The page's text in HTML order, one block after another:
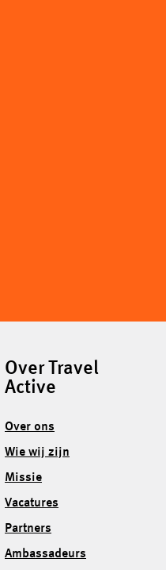
Over Travel
Active
Over ons
Wie wij zijn
Missie
Vacatures
Partners
Ambassadeurs